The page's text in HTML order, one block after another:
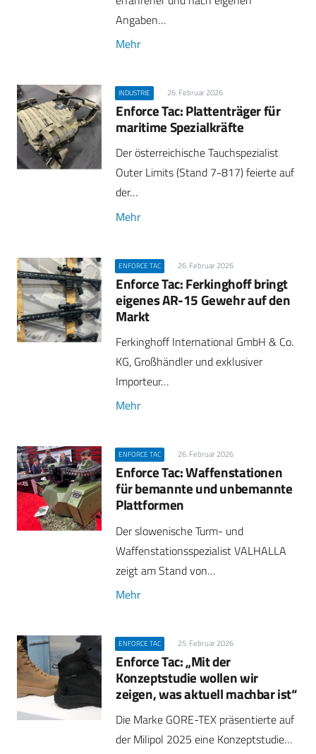
Angaben…
Mehr
INDUSTRIE 26. Februar 2026
Enforce Tac: Plattenträger für
maritime Spezialkräfte
Der österreichische Tauchspezialist
Outer Limits (Stand 7-817) feierte auf
der…
Mehr
ENFORCE TAC 26. Februar 2026
Enforce Tac: Ferkinghoff bringt
eigenes AR-15 Gewehr auf den
Markt
Ferkinghoff International GmbH & Co.
KG, Großhändler und exklusiver
Importeur…
Mehr
ENFORCE TAC 26. Februar 2026
Enforce Tac: Waffenstationen
für bemannte und unbemannte
Plattformen
Der slowenische Turm- und
Waffenstationsspezialist VALHALLA
zeigt am Stand von…
Mehr
ENFORCE TAC 25. Februar 2026
Enforce Tac: „Mit der
Konzeptstudie wollen wir
zeigen, was aktuell machbar ist“
Die Marke GORE-TEX präsentierte auf
der Milipol 2025 eine Konzeptstudie…